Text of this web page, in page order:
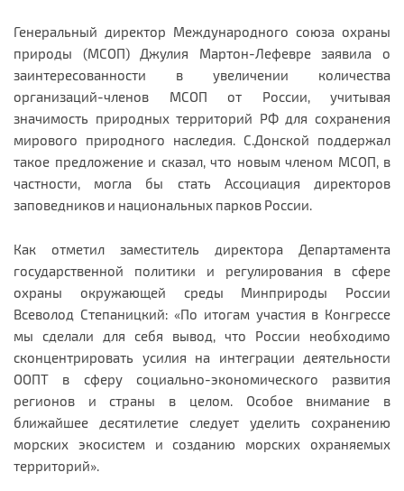
Генеральный директор Международного союза охраны
природы (МСОП) Джулия Мартон-Лефевре заявила о
заинтересованности в увеличении количества
организаций-членов МСОП от России, учитывая
значимость природных территорий РФ для сохранения
мирового природного наследия. С.Донской поддержал
такое предложение и сказал, что новым членом МСОП, в
частности, могла бы стать Ассоциация директоров
заповедников и национальных парков России.
Как отметил заместитель директора Департамента
государственной политики и регулирования в сфере
охраны окружающей среды Минприроды России
Всеволод Степаницкий: «По итогам участия в Конгрессе
мы сделали для себя вывод, что России необходимо
сконцентрировать усилия на интеграции деятельности
ООПТ в сферу социально-экономического развития
регионов и страны в целом. Особое внимание в
ближайшее десятилетие следует уделить сохранению
морских экосистем и созданию морских охраняемых
территорий».